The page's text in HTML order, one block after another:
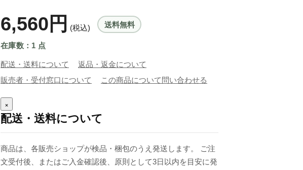
6,560円 (税込) 送料無料
在庫数：1 点
配送・送料について
返品・返金について
販売者・受付窓口について
この商品について問い合わせる
×
配送・送料について
商品は、各販売ショップが検品・梱包のうえ発送します。 ご注
文受付後、またはご入金確認後、原則として3日以内を目安に発